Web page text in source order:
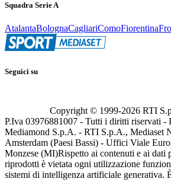
Squadra Serie A
AtalantaBolognaCagliariComoFiorentina
Seguici su
Copyright © 1999-2026 RTI
P.Iva 03976881007 - Tutti i diritti riservati -
Mediamond S.p.A. - RTI S.p.A., Mediaset
Amsterdam (Paesi Bassi) - Uffici Viale
Monzese (MI)Rispetto ai contenuti e ai dati
riprodotti è vietata ogni utilizzazione
sistemi di intelligenza artificiale generativa.